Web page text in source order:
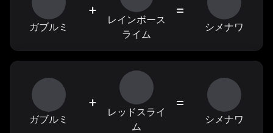
ガブルミ
+
レインボース
ライム
=
シメナワ
ガブルミ
+
レッドスライ
ム
=
シメナワ